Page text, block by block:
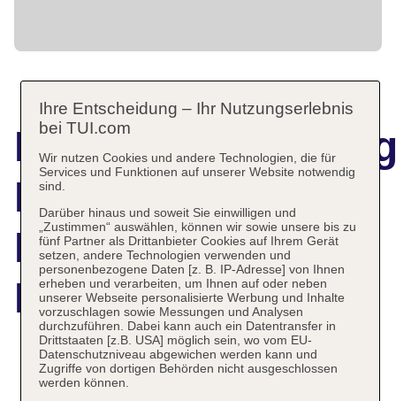
Formentor a
Royal Hideaway
Hotel
Das bietet Ihre Unterkunft
Ihre Entscheidung – Ihr Nutzungserlebnis
bei TUI.com
Wir nutzen Cookies und andere Technologien, die für
Services und Funktionen auf unserer Website notwendig
sind.
Darüber hinaus und soweit Sie einwilligen und
„Zustimmen“ auswählen, können wir sowie unsere bis zu
fünf Partner als Drittanbieter Cookies auf Ihrem Gerät
setzen, andere Technologien verwenden und
personenbezogene Daten [z. B. IP-Adresse] von Ihnen
erheben und verarbeiten, um Ihnen auf oder neben
unserer Webseite personalisierte Werbung und Inhalte
vorzuschlagen sowie Messungen und Analysen
durchzuführen. Dabei kann auch ein Datentransfer in
Drittstaaten [z.B. USA] möglich sein, wo vom EU-
Datenschutzniveau abgewichen werden kann und
Zugriffe von dortigen Behörden nicht ausgeschlossen
werden können.